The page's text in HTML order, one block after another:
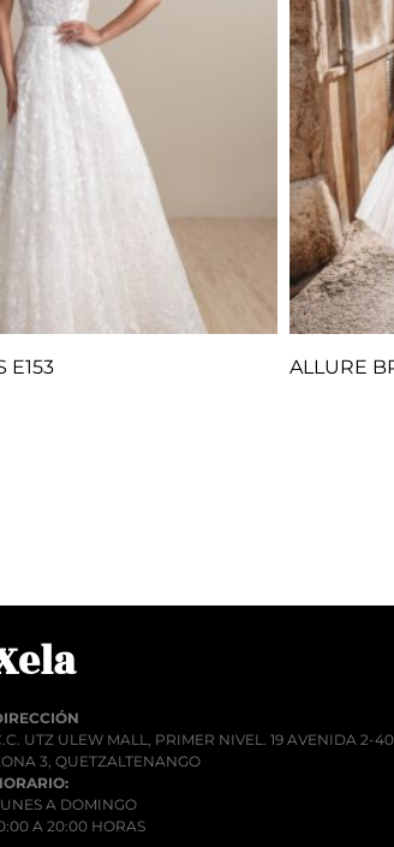
E153 ALLURE
UTZ ULEW MALL, PRIMER NIVEL. 19 AVENIDA 2-
3, QUETZALTENANGO
A DOMINGO
A 20:00 HORAS